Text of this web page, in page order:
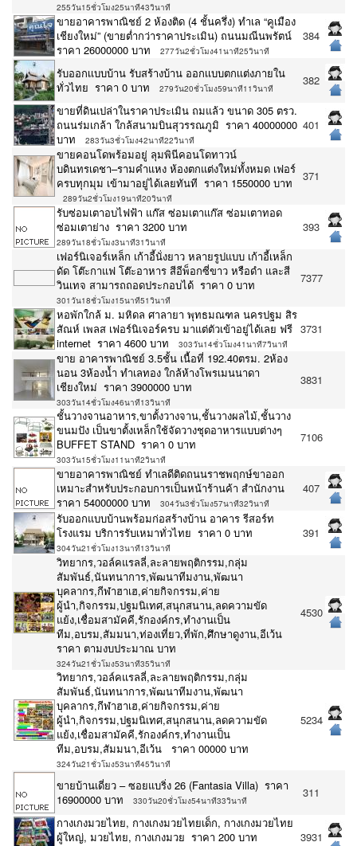
255วัน15ชั่วโมง25นาที43วินาที
ขายอาคารพาณิชย์ 2 ห้องติด (4 ชั้นครึ่ง) ทำเล “คูเมือง
เชียงใหม่” (ขายต่ำกว่าราคาประเมิน) ถนนมณีนพรัตน์
ราคา 26000000 บาท
277วัน2ชั่วโมง41นาที25วินาที
384
รับออกเเบบบ้าน รับสร้างบ้าน ออกเเบบตกเเต่งภายใน
ทั่วไทย ราคา 0 บาท
279วัน20ชั่วโมง59นาที11วินาที
382
ขายที่ดินเปล่าในราคาประเมิน ถมแล้ว ขนาด 305 ตรว.
ถนนร่มเกล้า ใกล้สนามบินสุวรรณภูมิ ราคา 40000000
บาท
283วัน3ชั่วโมง42นาที22วินาที
401
ขายคอนโดพร้อมอยู่ ลุมพินีคอนโดทาวน์
บดินทรเดชา–รามคำแหง ห้องตกแต่งใหม่ทั้งหมด เฟอร์
ครบทุกมุม เข้ามาอยู่ได้เลยทันที ราคา 1550000 บาท
289วัน2ชั่วโมง19นาที20วินาที
371
รับซ่อมเตาอบไฟฟ้า แก๊ส ซ่อมเตาแก๊ส ซ่อมเตาทอด
ซ่อมเตาย่าง ราคา 3200 บาท
289วัน18ชั่วโมง3นาที31วินาที
393
เฟอร์นิเจอร์เหล็ก เก้าอี้นั่งยาว หลายรูปแบบ เก้าอี้เหล็ก
ดัด โต๊ะกาแฟ โต๊ะอาหาร สีอีพ็อกซี่ขาว หรือดำ และสี
วินเทจ สามารถถอดประกอบได้ ราคา 0 บาท
301วัน18ชั่วโมง15นาที51วินาที
7377
หอพักใกล้ ม. มหิดล ศาลายา พุทธมณฑล นครปฐม สิร
สัณห์ เพลส เฟอร์นิเจอร์ครบ มาแต่ตัวเข้าอยู่ได้เลย ฟรี
internet ราคา 4600 บาท
303วัน14ชั่วโมง41นาที7วินาที
3731
ขาย อาคารพาณิชย์ 3.5ชั้น เนื้อที่ 192.40ตรม. 2ห้อง
นอน 3ห้องน้ำ ทำเลทอง ใกล้ห้างโพรเมนนาดา
เชียงใหม่ ราคา 3900000 บาท
303วัน14ชั่วโมง46นาที13วินาที
3831
ชั้นวางจานอาหาร,ขาตั้งวางจาน,ชั้นวางผลไม้,ชั้นวาง
ขนมปัง เป็นขาตั้งเหล็กใช้จัดวางชุดอาหารแบบต่างๆ
BUFFET STAND ราคา 0 บาท
303วัน15ชั่วโมง11นาที2วินาที
7106
ขายอาคารพาณิชย์ ทำเลดีติดถนนราชพฤกษ์ขาออก
เหมาะสำหรับประกอบการเป็นหน้าร้านค้า สำนักงาน
ราคา 54000000 บาท
304วัน3ชั่วโมง57นาที32วินาที
407
รับออกแบบบ้านพร้อมก่อสร้างบ้าน อาคาร รีสอร์ท
โรงแรม บริการรับเหมาทั่วไทย ราคา 0 บาท
304วัน21ชั่วโมง13นาที13วินาที
391
วิทยากร,วอล์คแรลลี่,ละลายพฤติกรรม,กลุ่ม
สัมพันธ์,นันทนาการ,พัฒนาทีมงาน,พัฒนา
บุคลากร,กีฬาฮาเฮ,ค่ายกิจกรรม,ค่าย
ผู้นำ,กิจกรรม,ปฐมนิเทศ,สนุกสนาน,ลดความขัด
แย้ง,เชื่อมสามัคคี,รักองค์กร,ทำงานเป็น
ทีม,อบรม,สัมมนา,ท่องเที่ยว,ที่พัก,ศึกษาดูงาน,อีเว้น
ราคา ตามงบประมาณ บาท
324วัน21ชั่วโมง53นาที35วินาที
4530
วิทยากร,วอล์คแรลลี่,ละลายพฤติกรรม,กลุ่ม
สัมพันธ์,นันทนาการ,พัฒนาทีมงาน,พัฒนา
บุคลากร,กีฬาฮาเฮ,ค่ายกิจกรรม,ค่าย
ผู้นำ,กิจกรรม,ปฐมนิเทศ,สนุกสนาน,ลดความขัด
แย้ง,เชื่อมสามัคคี,รักองค์กร,ทำงานเป็น
ทีม,อบรม,สัมมนา,อีเว้น ราคา 00000 บาท
324วัน21ชั่วโมง53นาที45วินาที
5234
ขายบ้านเดี่ยว – ซอยแบริ่ง 26 (Fantasia Villa) ราคา
16900000 บาท
330วัน20ชั่วโมง54นาที33วินาที
311
กางเกงมวยไทย, กางเกงมวยไทยเด็ก, กางเกงมวยไทย
ผู้ใหญ่, มวยไทย, กางเกงมวย ราคา 200 บาท
3931